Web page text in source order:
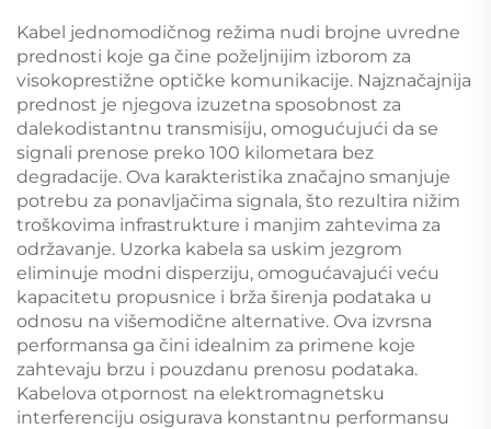
Kabel jednomodičnog režima nudi brojne uvredne
prednosti koje ga čine poželjnijim izborom za
visokoprestižne optičke komunikacije. Najznačajnija
prednost je njegova izuzetna sposobnost za
dalekodistantnu transmisiju, omogućujući da se
signali prenose preko 100 kilometara bez
degradacije. Ova karakteristika značajno smanjuje
potrebu za ponavljačima signala, što rezultira nižim
troškovima infrastrukture i manjim zahtevima za
održavanje. Uzorka kabela sa uskim jezgrom
eliminuјe modni disperziju, omogućavajući veću
kapacitetu propusnice i brža širenja podataka u
odnosu na višemodične alternative. Ova izvrsna
performansa ga čini idealnim za primene koje
zahtevaju brzu i pouzdanu prenosu podataka.
Kabelova otpornost na elektromagnetsku
interferenciju osigurava konstantnu performansu